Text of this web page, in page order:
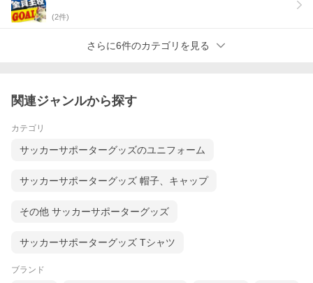
(2件)
さらに6件のカテゴリを見る
関連ジャンルから探す
カテゴリ
サッカーサポーターグッズのユニフォーム
サッカーサポーターグッズ 帽子、キャップ
その他 サッカーサポーターグッズ
サッカーサポーターグッズ Tシャツ
ブランド